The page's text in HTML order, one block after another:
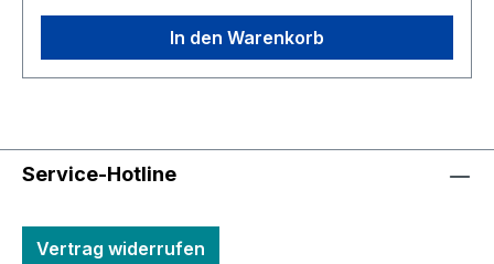
In den Warenkorb
Service-Hotline
Vertrag widerrufen